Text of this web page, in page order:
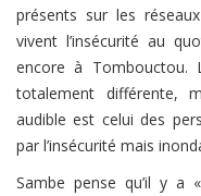
présents sur les
vivent l’insécurité au
encore à Tombouctou.
totalement différente,
audible est celui des
par l’insécurité mais
Sambe pense qu’il y a